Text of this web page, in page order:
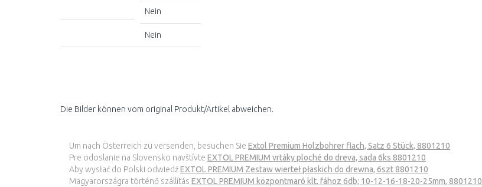
Nein
Nein
Die Bilder können vom original Produkt/Artikel abweichen.
Um nach Österreich zu versenden, besuchen Sie Extol Premium Holzbohrer flach, Satz 6 Stück, 8801210
Pre odoslanie na Slovensko navštívte EXTOL PREMIUM vrtáky ploché do dreva, sada 6ks 8801210
Aby wysłać do Polski odwiedźEXTOL PREMIUM Zestaw wierteł płaskich do drewna, 6szt 8801210
Magyarországra történő szállítás EXTOL PREMIUM központmaró klt. fához 6db; 10-12-16-18-20-25mm, 8801210